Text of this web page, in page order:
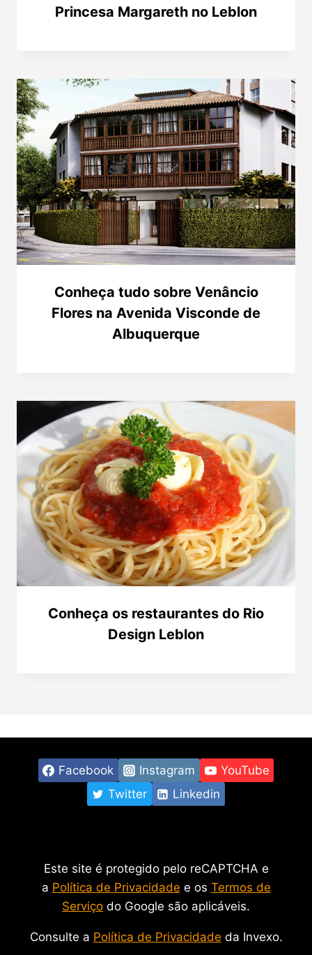
Princesa Margareth no Leblon
Conheça tudo sobre Venâncio
Flores na Avenida Visconde de
Albuquerque
Conheça os restaurantes do Rio
Design Leblon
Facebook Instagram
YouTube
Twitter
Linkedin
Este site é protegido pelo reCAPTCHA e
a Política de Privacidade e os Termos de
Serviço do Google são aplicáveis.
Consulte a Política de Privacidade da Invexo.